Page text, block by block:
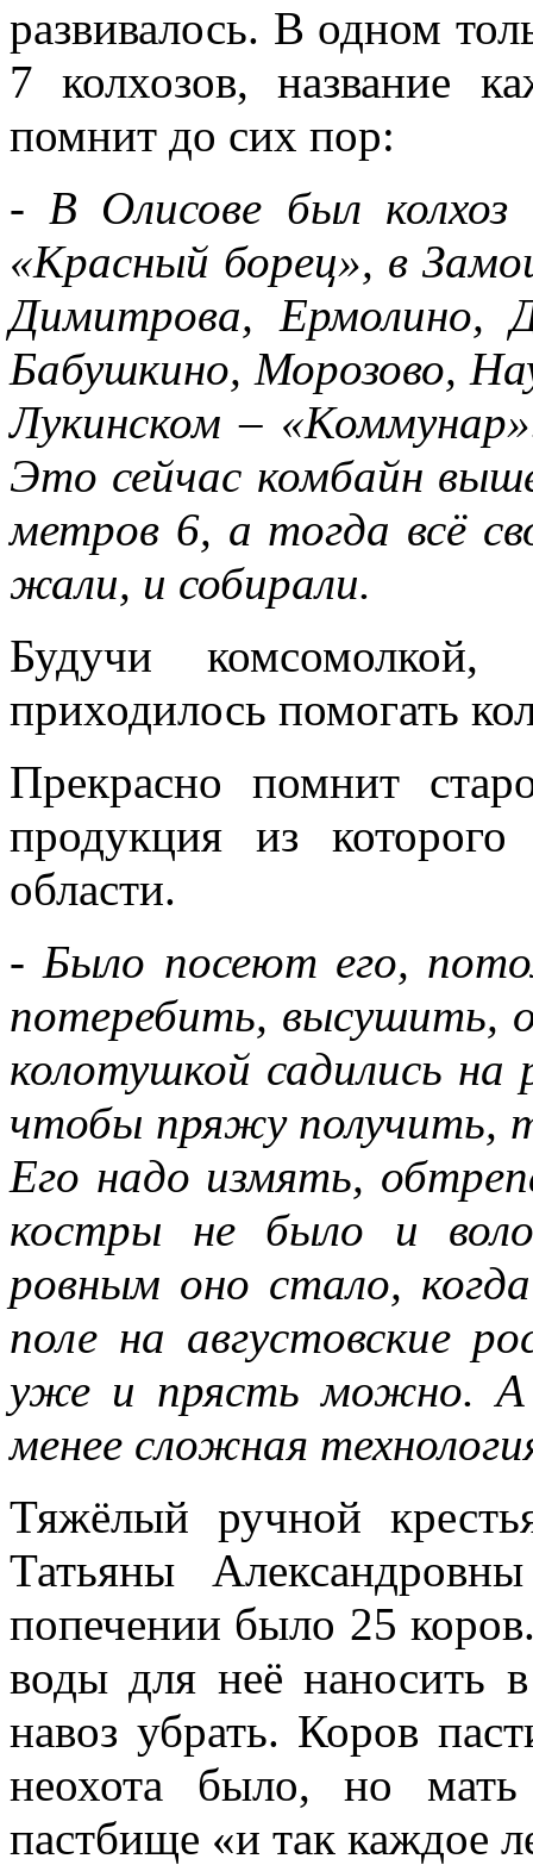
развивалось. В одном
7 колхозов, название
помнит до сих пор:
- В Олисове был
«Красный борец», в
Димитрова, Ермолино,
Бабушкино, Морозово,
Лукинском –
Это сейчас комбайн
метров 6, а тогда всё
жали, и собирали.
Будучи комсомолкой,
приходилось помогать
Прекрасно помнит
продукция из
области.
- Было посеют его,
потеребить, высушить,
колотушкой садились
чтобы пряжу получить,
Его надо измять,
костры не было и
ровным оно стало,
поле на августовские
уже и прясть можно. А
менее сложная
Тяжёлый ручной
Татьяны
попечении было 25
воды для неё наносить
навоз убрать. Коров
неохота было, но
пастбище «и так каждое